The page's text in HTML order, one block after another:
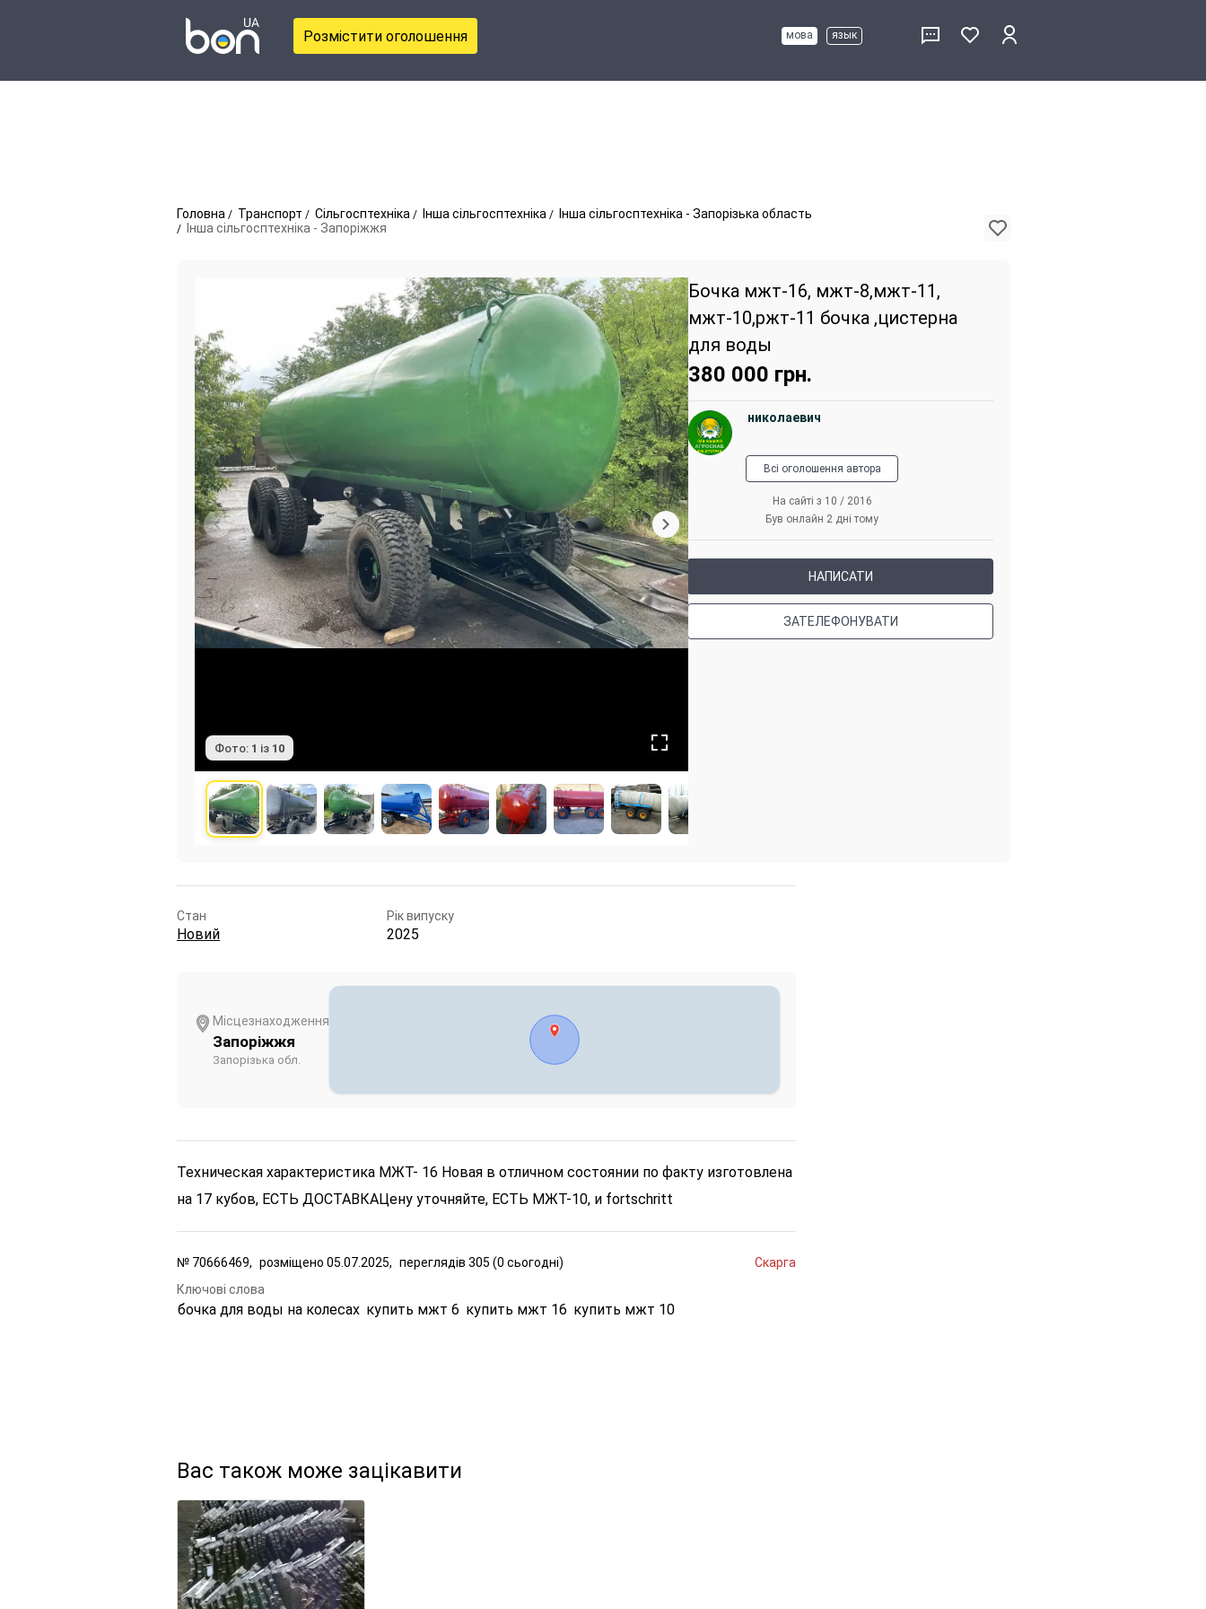
Розмістити оголошення мова язык
Головна Транспорт Сільгосптехніка Інша сільгосптехніка
Інша сільгосптехніка - Запорізька область
Інша сільгосптехніка - Запоріжжя
Фото: 1 із 10
Бочка мжт-16, мжт-8,мжт-11,
мжт-10,ржт-11 бочка ,цистерна
для воды
380 000 грн.
николаевич
Всі оголошення автора
На сайті з 10 / 2016
Був онлайн 2 дні тому
НАПИСАТИ
ЗАТЕЛЕФОНУВАТИ
Стан
Новий
Рік випуску
2025
Місцезнаходження
Запоріжжя
Запорізька обл.
Техническая характеристика МЖТ- 16 Новая в отличном состоянии по факту изготовлена
на 17 кубов, ЕСТЬ ДОСТАВКАЦену уточняйте, ЕСТЬ МЖТ-10, и fortschritt
№ 70666469, розміщено 05.07.2025, переглядів 305 (0 сьогодні)
Скарга
Ключові слова
бочка для воды на колесах купить мжт 6 купить мжт 16 купить мжт 10
Вас також може зацікавити